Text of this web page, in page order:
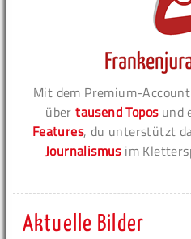
Mit dem Premium-
übertausend Toposund
Features, du unterstützt
Journalismusim
Aktuelle Bilder